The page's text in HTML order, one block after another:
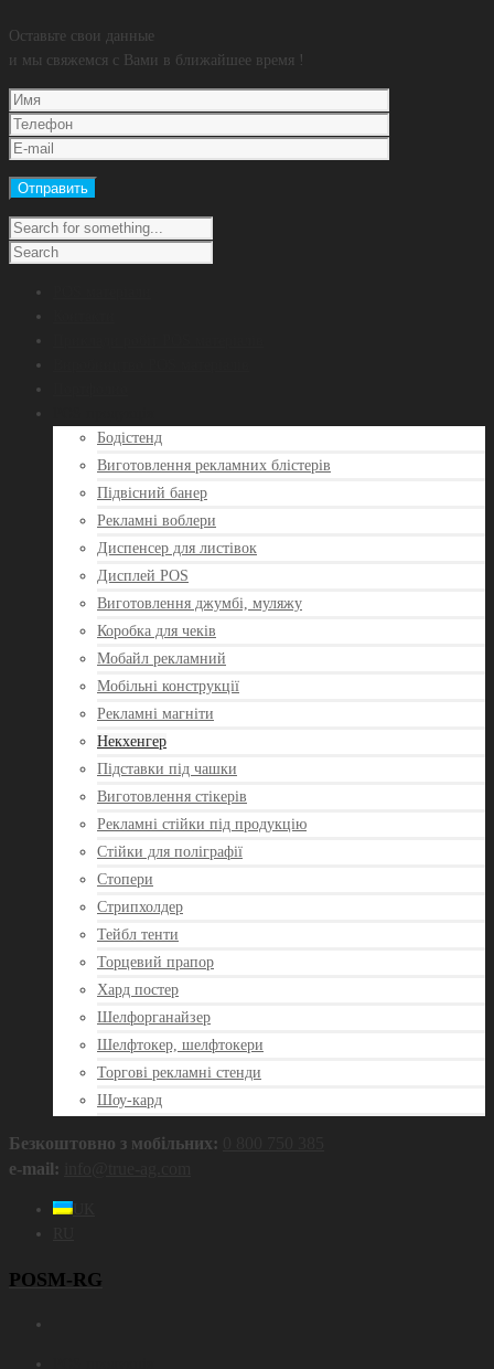
Оставьте свои данные
и мы свяжемся с Вами в ближайшее время !
Бодістенд
Виготовлення рекламних блістерів
Підвісний банер
Рекламні воблери
Диспенсер для листівок
Дисплей POS
Виготовлення джумбі, муляжу
Коробка для чеків
Мобайл рекламний
Мобільні конструкції
Рекламні магніти
Некхенгер
Підставки під чашки
Виготовлення стікерів
Рекламні стійки під продукцію
Стійки для поліграфії
Стопери
Стрипхолдер
Тейбл тенти
Торцевий прапор
Хард постер
Шелфорганайзер
Шелфтокер, шелфтокери
Торгові рекламні стенди
Шоу-кард
Безкоштовно з мобільних:
e‑mail:
POSM-RG